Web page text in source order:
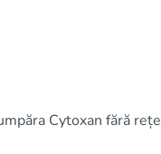
Cytoxan fără